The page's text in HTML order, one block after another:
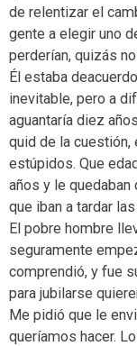
de relentizar el
gente a elegir uno
perderían, quizás
Él estaba
inevitable, pero a
aguantaría diez
quid de la cuestión,
estúpidos. Que
años y le
que iban a tardar
El pobre hombre
seguramente
comprendió, y fue
para jubilarse
Me pidió que le
queríamos hacer.